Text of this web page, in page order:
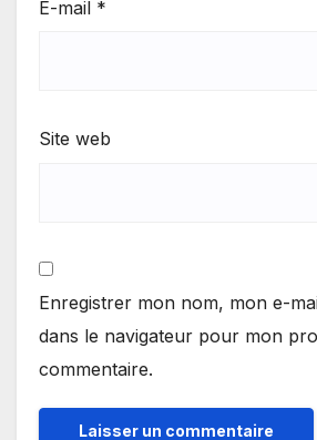
E-mail *
Site web
Enregistrer mon nom, mon e-
dans le navigateur pour mon
commentaire.